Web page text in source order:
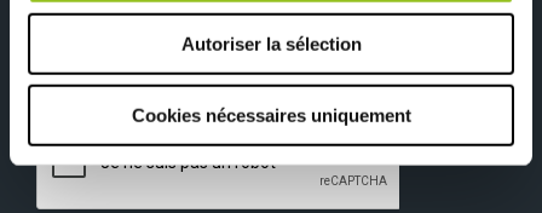
Autoriser la sélection
Cookies nécessaires uniquement
J’accepte de recevoir des informations